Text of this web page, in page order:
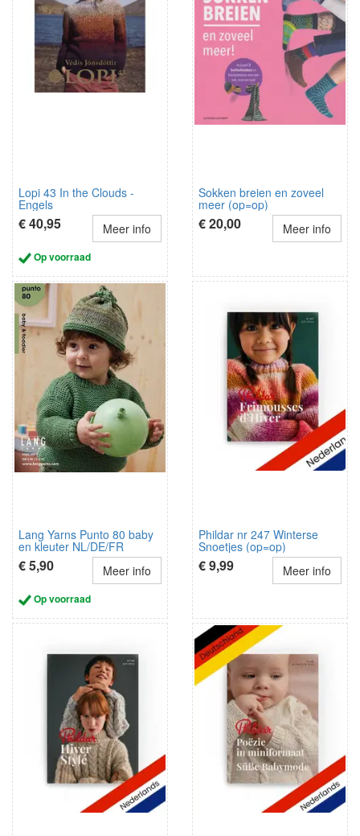
Lopi 43 In the Clouds -
Engels
€ 40,95 Meer info
Op voorraad
Sokken breien en zoveel
meer (op=op)
€ 20,00 Meer info
Lang Yarns Punto 80 baby
en kleuter NL/DE/FR
€ 5,90 Meer info
Op voorraad
Phildar nr 247 Winterse
Snoetjes (op=op)
€ 9,99 Meer info